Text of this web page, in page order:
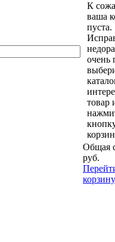
К
ваша
пуста.
очень
товар
Общая
руб.
корзину